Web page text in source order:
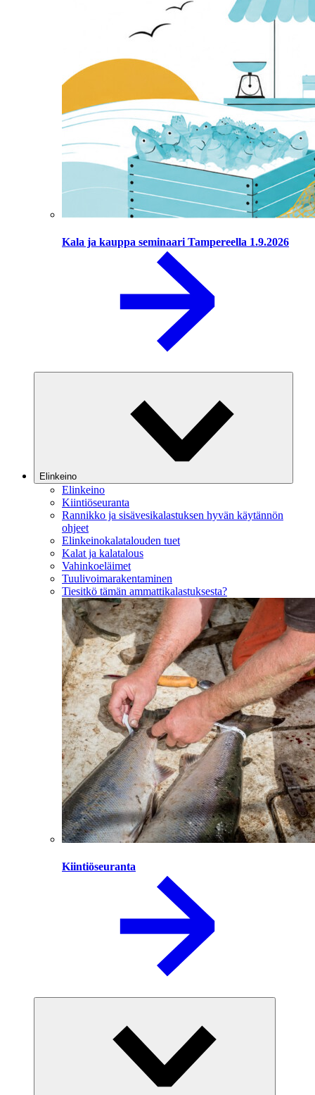
Kala ja kauppa seminaari Tampereella 1.9.2026
Elinkeino
Elinkeino
Kiintiöseuranta
Rannikko ja sisävesikalastuksen hyvän käytännön
ohjeet
Elinkeinokalatalouden tuet
Kalat ja kalatalous
Vahinkoeläimet
Tuulivoimarakentaminen
Tiesitkö tämän ammattikalastuksesta?
Kiintiöseuranta